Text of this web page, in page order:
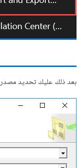
بعد ذلك عليك تحديد مصدر